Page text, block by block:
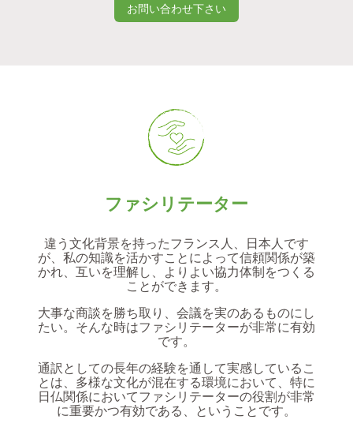
お問い合わせ下さい
ファシリテーター
違う文化背景を持ったフランス人、日本人です
が、私の知識を活かすことによって信頼関係が築
かれ、互いを理解し、よりよい協力体制をつくる
ことができます。
大事な商談を勝ち取り、会議を実のあるものにし
たい。そんな時はファシリテーターが非常に有効
です。
通訳としての長年の経験を通して実感しているこ
とは、多様な文化が混在する環境において、特に
日仏関係においてファシリテーターの役割が非常
に重要かつ有効である、ということです。